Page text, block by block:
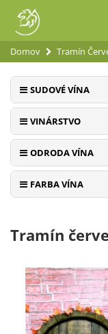
Domov Tramín
SUDOVÉ VÍNA
VINÁRSTVO
ODRODA VÍNA
FARBA VÍNA
Tramín